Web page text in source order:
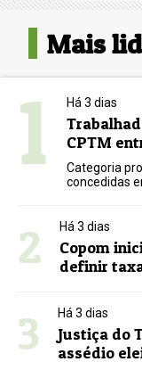
Mais
1 Há 3 dias
CPTM
Categoria
concedidas
2 Há 3 dias
Copom
definir
3 Há 3 dias
Justiça do
assédio